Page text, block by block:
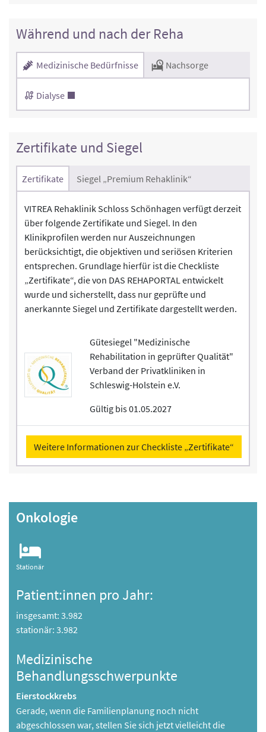
Während und nach der Reha
Medizinische Bedürfnisse Nachsorge
Dialyse
Zertifikate und Siegel
Zertifikate Siegel „Premium Rehaklinik“
VITREA Rehaklinik Schloss Schönhagen verfügt derzeit
über folgende Zertifikate und Siegel. In den
Klinikprofilen werden nur Auszeichnungen
berücksichtigt, die objektiven und seriösen Kriterien
entsprechen. Grundlage hierfür ist die Checkliste
„Zertifikate“, die von DAS REHAPORTAL entwickelt
wurde und sicherstellt, dass nur geprüfte und
anerkannte Siegel und Zertifikate dargestellt werden.
Gütesiegel "Medizinische
Rehabilitation in geprüfter Qualität"
Verband der Privatkliniken in
Schleswig-Holstein e.V.
Gültig bis 01.05.2027
Weitere Informationen zur Checkliste „Zertifikate“
Onkologie
Stationär
Patient:innen pro Jahr:
insgesamt: 3.982
stationär: 3.982
Medizinische
Behandlungsschwerpunkte
Eierstockkrebs
Gerade, wenn die Familienplanung noch nicht
abgeschlossen war, stellen Sie sich jetzt vielleicht die